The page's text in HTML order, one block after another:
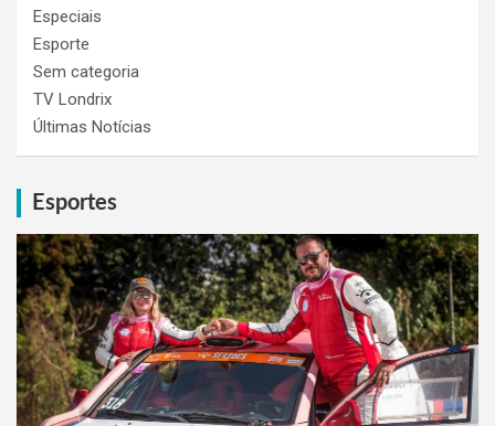
Especiais
Esporte
Sem categoria
TV Londrix
Últimas Notícias
Esportes